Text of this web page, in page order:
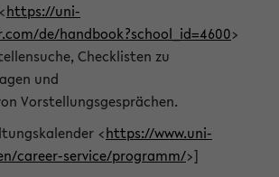
https://uni-
de/handbook?school_id=4600>
Checklisten zu
und
Vorstellungsgesprächen.
<https://www.uni-
career-service/programm/>]